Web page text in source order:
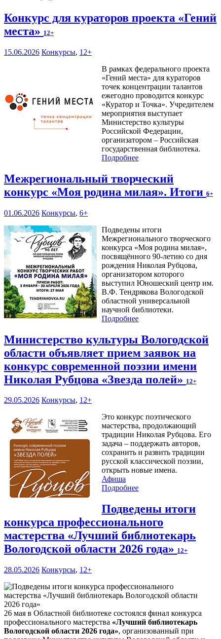
Конкурс для кураторов проекта «Гений
места» 12+
15.06.2026 Конкурсы, 12+
В рамках федерального проекта
«Гений места» для кураторов
точек концентрации талантов
ежегодно проводится конкурс
«Куратор и Точка». Учредителем
мероприятия выступает
Министерство культуры
Российской Федерации,
организатором – Российская
государственная библиотека.
Подробнее
Межрегиональный творческий
конкурс «Моя родина милая». Итоги 6+
01.06.2026 Конкурсы, 6+
Подведены итоги
Межрегионального творческого
конкурса «Моя родина милая»,
посвящённого 90-летию со дня
рождения Николая Рубцова,
организатором которого
выступил Юношеский центр им.
В.Ф. Тендрякова Вологодской
областной универсальной
научной библиотеки.
Подробнее
Министерство культуры Вологодской
области объявляет прием заявок на
конкурс современной поэзии имени
Николая Рубцова «Звезда полей» 12+
29.05.2026 Конкурсы, 12+
Это конкурс поэтического
мастерства, продолжающий
традиции Николая Рубцова. Его
задача – поддержать авторов,
сохранить и развить традиции
русской классической поэзии,
открыть новые имена.
Афиша
Подробнее
Подведены итоги
конкурса профессионального
мастерства «Лучший библиотекарь
Вологодской области 2026 года» 12+
28.05.2026 Конкурсы, 12+
26 мая в Областной библиотеке состоялся финал конкурса
профессионального мастерства «Лучший библиотекарь
Вологодской области 2026 года», организованный при